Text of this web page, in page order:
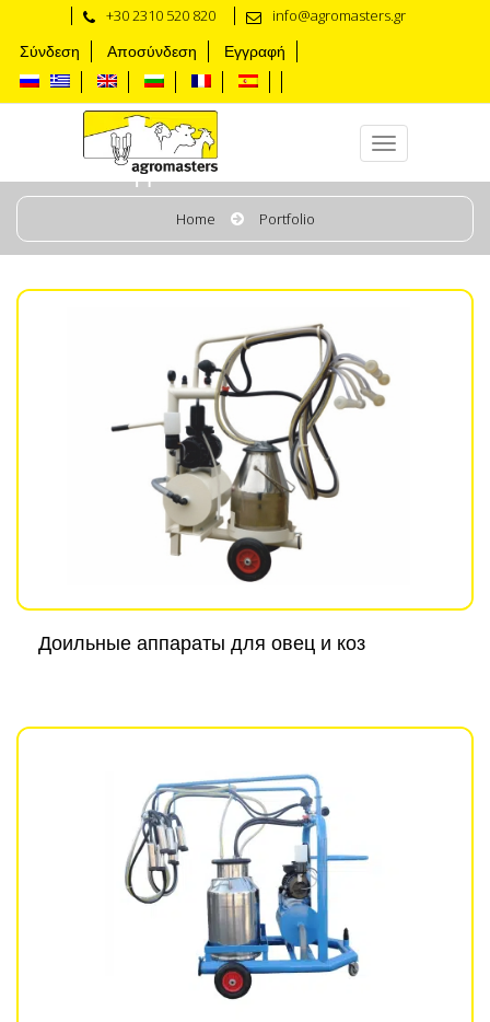
+30 2310 520 820 info@agromasters.gr
Σύνδεση Αποσύνδεση Εγγραφή
доильная машина
Home Portfolio
Доильные аппараты для овец и коз